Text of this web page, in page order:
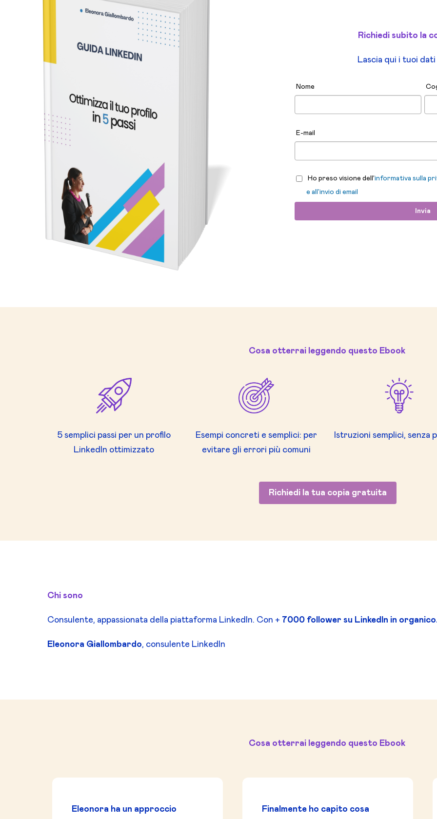
Richiedi subito la
Lascia qui i tuoi
Nome
E-mail
Ho preso visione dell’informativa sulla
e all'invio di email
Invia
Cosa otterrai leggendo questo Ebook
5 semplici passi per un profilo
LinkedIn ottimizzato
Esempi concreti e semplici: per
evitare gli errori più comuni
Istruzioni semplici, senza
Richiedi la tua copia gratuita
Chi sono
Consulente, appassionata della piattaforma LinkedIn. Con + 7000 follower su LinkedIn in
Eleonora Giallombardo, consulente LinkedIn
Cosa otterrai leggendo questo Ebook
Eleonora ha un approccio
Finalmente ho capito cosa